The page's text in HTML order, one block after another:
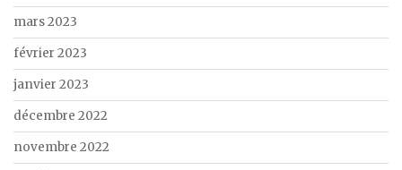
mars 2023
février 2023
janvier 2023
décembre 2022
novembre 2022